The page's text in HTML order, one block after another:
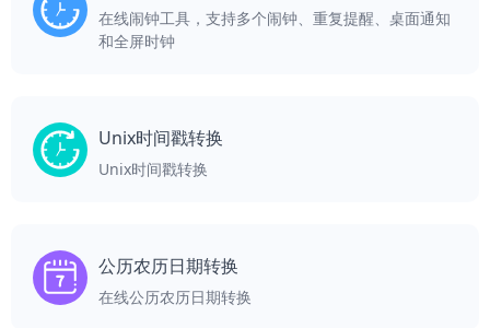
在线闹钟工具，支持多个闹钟、重复提醒、桌面通知
和全屏时钟
Unix时间戳转换
Unix时间戳转换
公历农历日期转换
在线公历农历日期转换